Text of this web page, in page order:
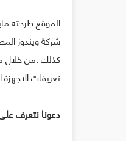
شركة ويندوز
كذلك .من خلال
تعريفات
دعونا نتعرف